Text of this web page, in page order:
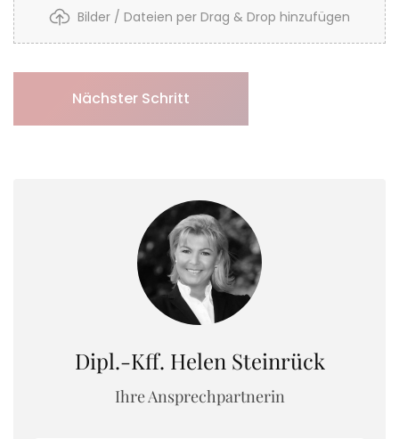
Bilder / Dateien per Drag & Drop hinzufügen
Nächster Schritt
Dipl.-Kff. Helen Steinrück
Ihre Ansprechpartnerin